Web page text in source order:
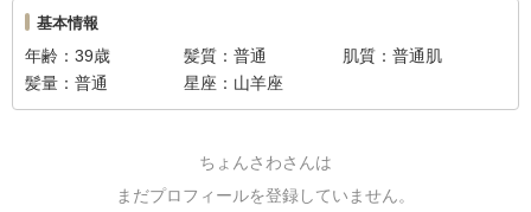
基本情報
年齢 39歳 髪質 普通 肌質
普通肌
髪量
普通 星座 山羊座
ちょんさわさんは
まだプロフィールを登録していません。